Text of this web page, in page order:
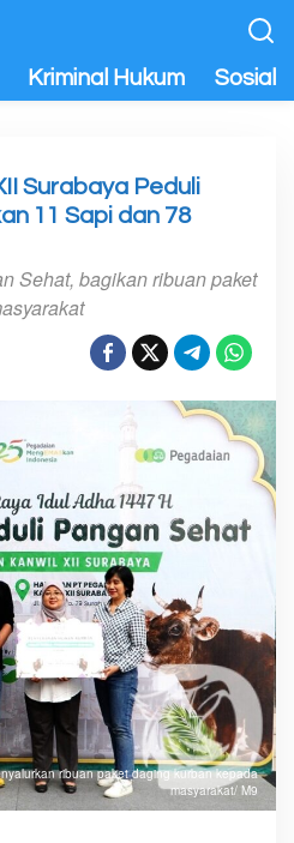
Kriminal Hukum Sosial
Surabaya Peduli
11 Sapi dan 78
Sehat, bagikan ribuan paket
ribuan paket daging kurban kepada
masyarakat/ M9